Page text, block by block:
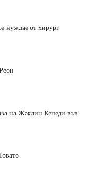
нуждае от хирург
на Жаклин Кенеди във